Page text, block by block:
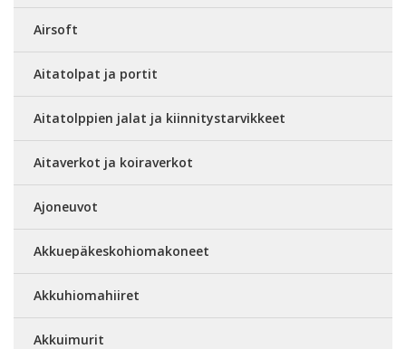
Airsoft
Aitatolpat ja portit
Aitatolppien jalat ja kiinnitystarvikkeet
Aitaverkot ja koiraverkot
Ajoneuvot
Akkuepäkeskohiomakoneet
Akkuhiomahiiret
Akkuimurit